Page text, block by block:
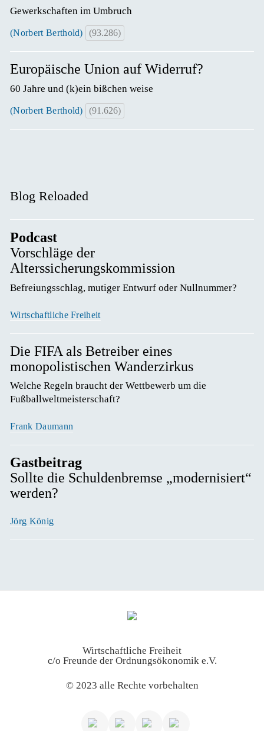
Gewerkschaften im Umbruch
(Norbert Berthold) (93.286)
Europäische Union auf Widerruf?
60 Jahre und (k)ein bißchen weise
(Norbert Berthold) (91.626)
Blog Reloaded
Podcast
Vorschläge der
Alterssicherungskommission
Befreiungsschlag, mutiger Entwurf oder Nullnummer?
Wirtschaftliche Freiheit
Die FIFA als Betreiber eines
monopolistischen Wanderzirkus
Welche Regeln braucht der Wettbewerb um die
Fußballweltmeisterschaft?
Frank Daumann
Gastbeitrag
Sollte die Schuldenbremse „modernisiert“
werden?
Jörg König
Wirtschaftliche Freiheit
c/o Freunde der Ordnungsökonomik e.V.
© 2023 alle Rechte vorbehalten